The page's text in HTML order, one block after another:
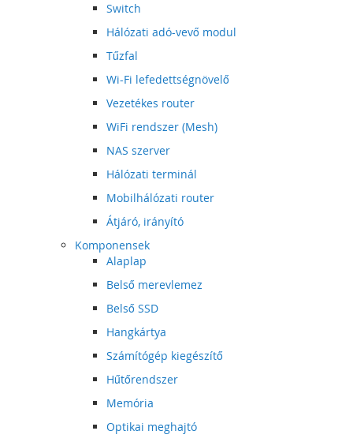
Switch
Hálózati adó-vevő modul
Tűzfal
Wi-Fi lefedettségnövelő
Vezetékes router
WiFi rendszer (Mesh)
NAS szerver
Hálózati terminál
Mobilhálózati router
Átjáró, irányító
Komponensek
Alaplap
Belső merevlemez
Belső SSD
Hangkártya
Számítógép kiegészítő
Hűtőrendszer
Memória
Optikai meghajtó